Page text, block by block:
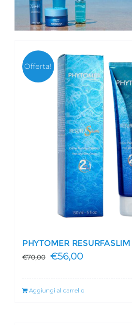
Offerta!
PHYTOMER
€70,00
Il
originale
€56,00Il
attuale
Aggiungi al carrello